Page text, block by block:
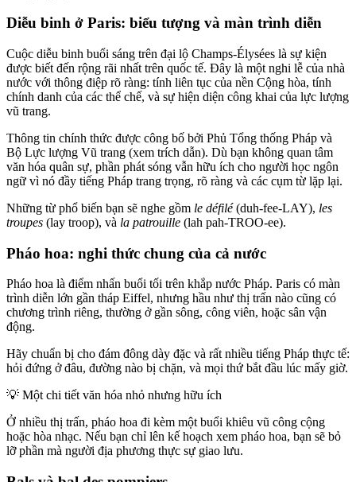
Diễu binh ở Paris: biểu tượng và màn trình diễn
Cuộc diễu binh buổi sáng trên đại lộ Champs-Élysées là sự kiện
được biết đến rộng rãi nhất trên quốc tế. Đây là một nghi lễ của nhà
nước với thông điệp rõ ràng: tính liên tục của nền Cộng hòa, tính
chính danh của các thể chế, và sự hiện diện công khai của lực lượng
vũ trang.
Thông tin chính thức được công bố bởi Phủ Tổng thống Pháp và
Bộ Lực lượng Vũ trang (xem trích dẫn). Dù bạn không quan tâm
văn hóa quân sự, phần phát sóng vẫn hữu ích cho người học ngôn
ngữ vì nó đầy tiếng Pháp trang trọng, rõ ràng và các cụm từ lặp lại.
Những từ phổ biến bạn sẽ nghe gồm le défilé(duh-fee-LAY), les
troupes (lay troop), và la patrouille (lah pah-TROO-ee).
Pháo hoa: nghi thức chung của cả nước
Pháo hoa là điểm nhấn buổi tối trên khắp nước Pháp. Paris có màn
trình diễn lớn gần tháp Eiffel, nhưng hầu như thị trấn nào cũng có
chương trình riêng, thường ở gần sông, công viên, hoặc sân vận
động.
Hãy chuẩn bị cho đám đông dày đặc và rất nhiều tiếng Pháp thực tế:
hỏi đứng ở đâu, đường nào bị chặn, và mọi thứ bắt đầu lúc mấy giờ.
💡 Một chi tiết văn hóa nhỏ nhưng hữu ích
Ở nhiều thị trấn, pháo hoa đi kèm một buổi khiêu vũ công cộng
hoặc hòa nhạc. Nếu bạn chỉ lên kế hoạch xem pháo hoa, bạn sẽ bỏ
lỡ phần mà người địa phương thực sự giao lưu.